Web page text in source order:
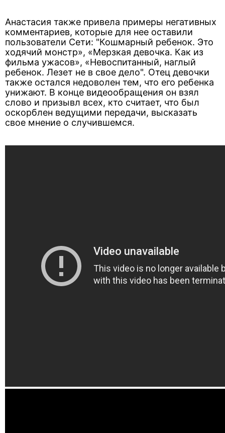
Анастасия также привела примеры негативных
комментариев, которые для нее оставили
пользователи Сети: "Кошмарный ребенок. Это
ходячий монстр», «Мерзкая девочка. Как из
фильма ужасов», «Невоспитанный, наглый
ребенок. Лезет не в свое дело". Отец девочки
также остался недоволен тем, что его ребенка
унижают. В конце видеообращения он взял
слово и призывл всех, кто считает, что был
оскорблен ведущими передачи, высказать
свое мнение о случившемся.